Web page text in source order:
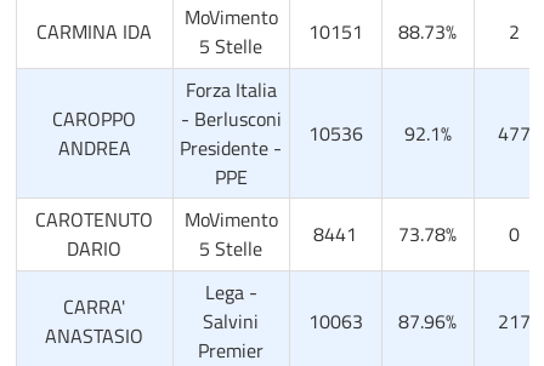
CARMINA IDA
MoVimento
5 Stelle
10151 88.73% 2
CAROPPO
ANDREA
Forza Italia
- Berlusconi
Presidente -
PPE
10536 92.1% 477
CAROTENUTO
DARIO
MoVimento
5 Stelle
8441 73.78% 0
CARRA'
ANASTASIO
Lega -
Salvini
Premier
10063 87.96% 217